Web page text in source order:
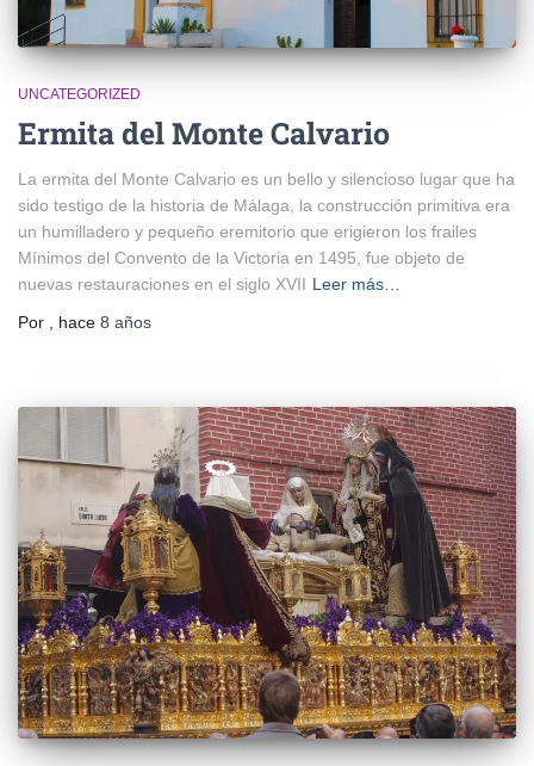
UNCATEGORIZED
Ermita del Monte Calvario
La ermita del Monte Calvario es un bello y silencioso lugar que ha
sido testigo de la historia de Málaga, la construcción primitiva era
un humilladero y pequeño eremitorio que erigieron los frailes
Mínimos del Convento de la Victoria en 1495, fue objeto de
nuevas restauraciones en el siglo XVII Leer más…
Por
, hace 8 años